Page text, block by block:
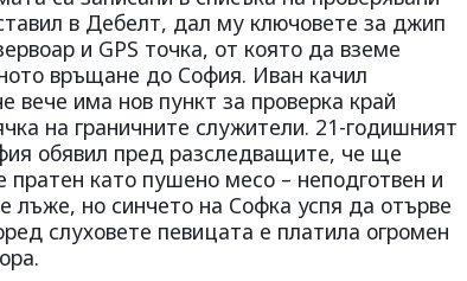
в Дебелт, дал му ключовете за джип
и GPS точка, от която да вземе
връщане до София. Иван качил
вече има нов пункт за проверка край
на граничните служители. 21-годишният
обявил пред разследващите, че ще
като пушено месо – неподготвен и
но синчето на Софка успя да отърве
слуховете певицата е платила огромен